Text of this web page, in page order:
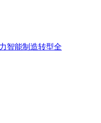
智能制造转型全